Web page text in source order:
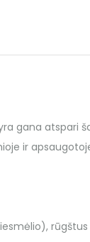
gana atspari
ir